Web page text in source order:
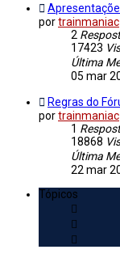
portrainmaniac
2
17423
Última
05 mar
Regras do
portrainmaniac
1
18868
Última
22 mar
Tópicos